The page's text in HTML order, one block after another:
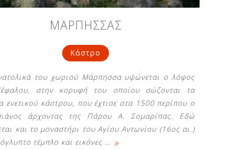
ΜΑΡΠΗΣΣΑΣ
Κάστρο
του χωριού Μάρπησσα υψώνεται ο λόφος
στην κορυφή του οποίου σώζονται τα
ενετικού κάστρου, που έχτισε στα 1500 περίπου ο
άρχοντας της Πάρου Α. Σομαρίπας. Εδώ
και το μοναστήρι του Αγίου Αντωνίου (16ος αι.)
τέμπλο και εικόνες … »